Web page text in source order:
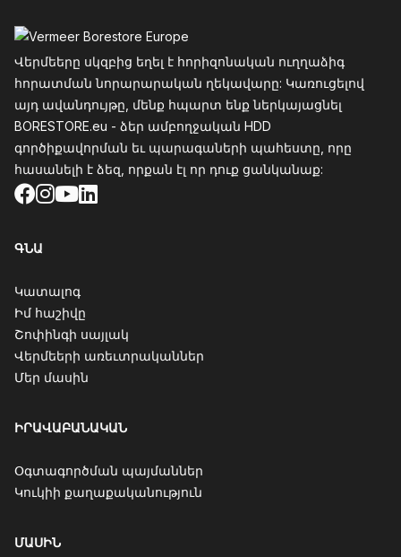
Վերմեերը սկզբից եղել է հորիզոնական ուղղաձիգ
հորատման նորարարական ղեկավարը: Կառուցելով
այդ ավանդույթը, մենք հպարտ ենք ներկայացնել
BORESTORE.eu - ձեր ամբողջական HDD
գործիքավորման եւ պարագաների պահեստը, որը
հասանելի է ձեզ, որքան էլ որ դուք ցանկանաք:
Facebook
Instagram
YouTube
LinkedIn
ԳՆԱ
Կատալոգ
Իմ հաշիվը
Շոփինգի սայլակ
Վերմեերի առեւտրականներ
Մեր մասին
ԻՐԱՎԱԲԱՆԱԿԱՆ
Օգտագործման պայմաններ
Կուկիի քաղաքականություն
ՄԱՍԻՆ